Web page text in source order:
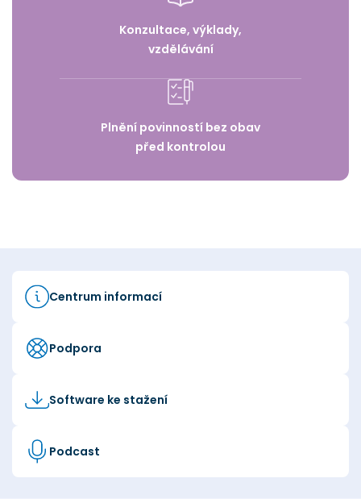
Konzultace, výklady,
vzdělávání
Plnění povinností bez obav
před kontrolou
Centrum informací
Podpora
Software ke stažení
Podcast